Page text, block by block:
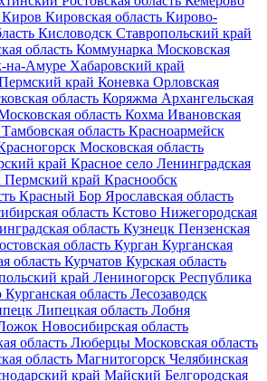
Киров Кировская область Кирово-
Кисловодск Ставропольский край
область Коммунарка Московская
на-Амуре Хабаровский край
край Коневка Орловская
область Коряжма Архангельская
область Кохма Ивановская
Тамбовская область Красноармейск
Московская область
край Красное село Ленинградская
Пермский край Краснообск
Красный Бор Ярославская область
область Кстово Нижегородская
область Кузнецк Пензенская
область Курган Курганская
область Курчатов Курская область
край Лениногорск Республика
Курганская область Лесозаводск
Липецкая область Лобня
Новосибирская область
область Люберцы Московская область
область Магнитогорск Челябинская
край Майский Белгородская